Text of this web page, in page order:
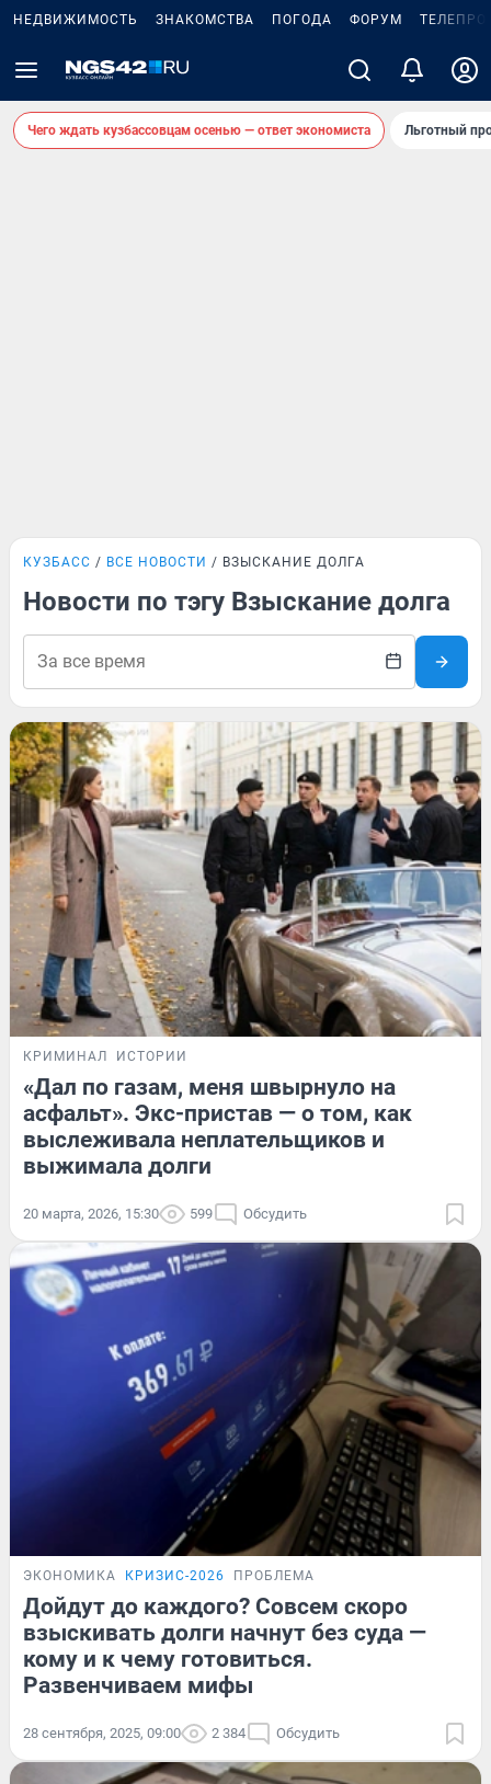
НЕДВИЖИМОСТЬ ЗНАКОМСТВА ПОГОДА ФОРУМ
Чего ждать кузбассовцам осенью — ответ экономиста Льготный
КУЗБАСС ВСЕ НОВОСТИ ВЗЫСКАНИЕ ДОЛГА
Новости по тэгу Взыскание долга
КРИМИНАЛ ИСТОРИИ
«Дал по газам, меня швырнуло на
асфальт». Экс-пристав — о том, как
выслеживала неплательщиков и
выжимала долги
20 марта, 2026, 15:30 599 Обсудить
ЭКОНОМИКА КРИЗИС-2026 ПРОБЛЕМА
Дойдут до каждого? Совсем скоро
взыскивать долги начнут без суда —
кому и к чему готовиться.
Развенчиваем мифы
28 сентября, 2025, 09:00 2 384 Обсудить